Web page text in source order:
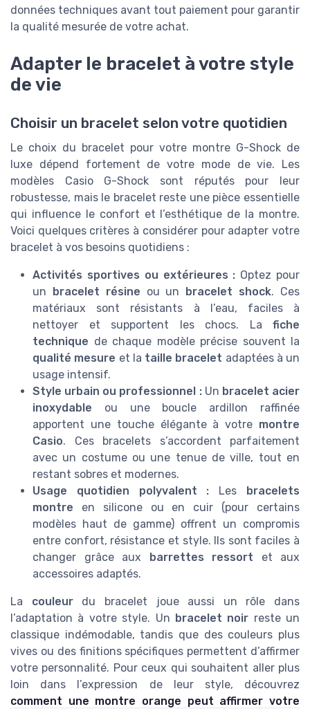
données techniques avant tout paiement pour garantir
la qualité mesurée de votre achat.
Adapter le bracelet à votre style
de vie
Choisir un bracelet selon votre quotidien
Le choix du bracelet pour votre montre G-Shock de
luxe dépend fortement de votre mode de vie. Les
modèles Casio G-Shock sont réputés pour leur
robustesse, mais le bracelet reste une pièce essentielle
qui influence le confort et l’esthétique de la montre.
Voici quelques critères à considérer pour adapter votre
bracelet à vos besoins quotidiens :
Activités sportives ou extérieures : Optez pour
un bracelet résine ou un bracelet shock. Ces
matériaux sont résistants à l’eau, faciles à
nettoyer et supportent les chocs. La fiche
technique de chaque modèle précise souvent la
qualité mesure et la taille bracelet adaptées à un
usage intensif.
Style urbain ou professionnel :Un bracelet acier
inoxydable ou une boucle ardillon raffinée
apportent une touche élégante à votre montre
Casio. Ces bracelets s’accordent parfaitement
avec un costume ou une tenue de ville, tout en
restant sobres et modernes.
Usage quotidien polyvalent : Les bracelets
montre en silicone ou en cuir (pour certains
modèles haut de gamme) offrent un compromis
entre confort, résistance et style. Ils sont faciles à
changer grâce aux barrettes ressort et aux
accessoires adaptés.
La couleurdu bracelet joue aussi un rôle dans
l’adaptation à votre style. Un bracelet noir reste un
classique indémodable, tandis que des couleurs plus
vives ou des finitions spécifiques permettent d’affirmer
votre personnalité. Pour ceux qui souhaitent aller plus
loin dans l’expression de leur style, découvrez
comment une montre orange peut affirmer votre